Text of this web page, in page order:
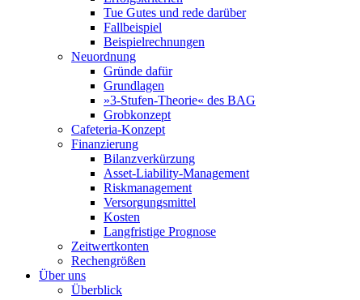
Tue Gutes und rede darüber
Fallbeispiel
Beispielrechnungen
Neuordnung
Gründe dafür
Grundlagen
»3-Stufen-Theorie« des BAG
Grobkonzept
Cafeteria-Konzept
Finanzierung
Bilanzverkürzung
Asset-Liability-Management
Riskmanagement
Versorgungsmittel
Kosten
Langfristige Prognose
Zeitwertkonten
Rechengrößen
Über uns
Überblick